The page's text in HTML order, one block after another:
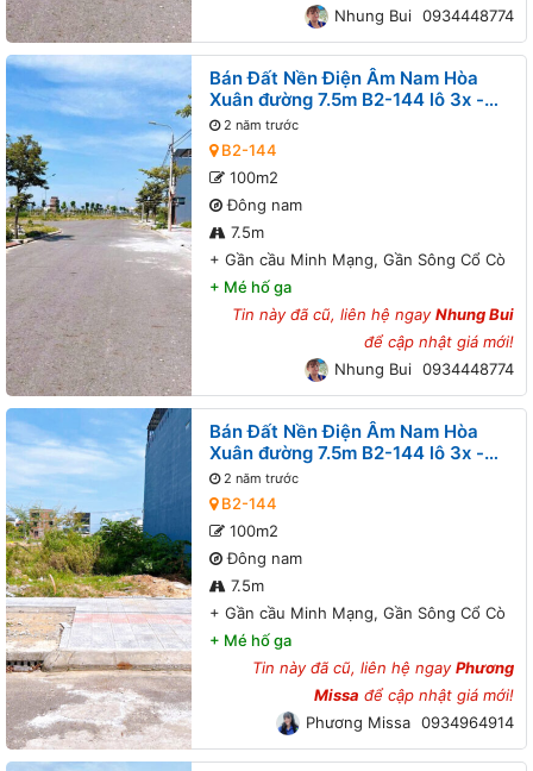
Nhung Bui 0934448774
Bán Đất Nền Điện Âm Nam Hòa
Xuân đường 7.5m B2-144 lô 3x -
Gần cầu Minh Mạng, Gần Sông Cổ
Cò
2 năm trước
B2-144
100m2
Đông nam
7.5m
+ Gần cầu Minh Mạng, Gần Sông Cổ Cò
+ Mé hố ga
Tin này đã cũ, liên hệ ngayNhung Bui
để cập nhật giá mới!
Nhung Bui 0934448774
Bán Đất Nền Điện Âm Nam Hòa
Xuân đường 7.5m B2-144 lô 3x -
Gần cầu Minh Mạng, Gần Sông Cổ
Cò
2 năm trước
B2-144
100m2
Đông nam
7.5m
+ Gần cầu Minh Mạng, Gần Sông Cổ Cò
+ Mé hố ga
Tin này đã cũ, liên hệ ngayPhương
Missa để cập nhật giá mới!
Phương Missa 0934964914